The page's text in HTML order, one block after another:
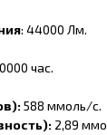
: 44000 Лм.
час.
588 ммоль/с.
2,89